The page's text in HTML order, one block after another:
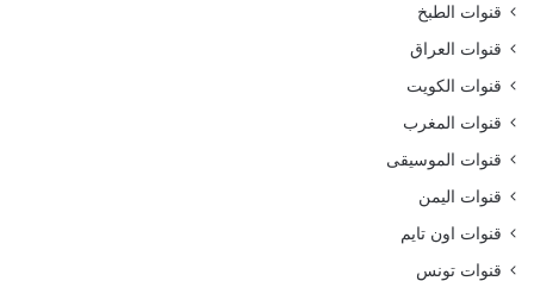
قنوات الطبخ
قنوات العراق
قنوات الكويت
قنوات المغرب
قنوات الموسيقى
قنوات اليمن
قنوات اون تايم
قنوات تونس